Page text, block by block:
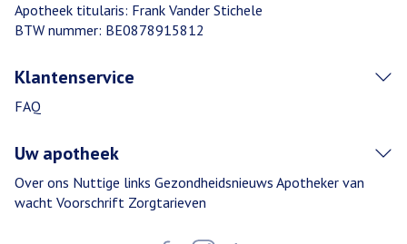
Apotheek titularis: Frank Vander Stichele
BTW nummer: BE0878915812
Klantenservice
FAQ
Uw apotheek
Over ons Nuttige links Gezondheidsnieuws Apotheker van
wacht Voorschrift Zorgtarieven